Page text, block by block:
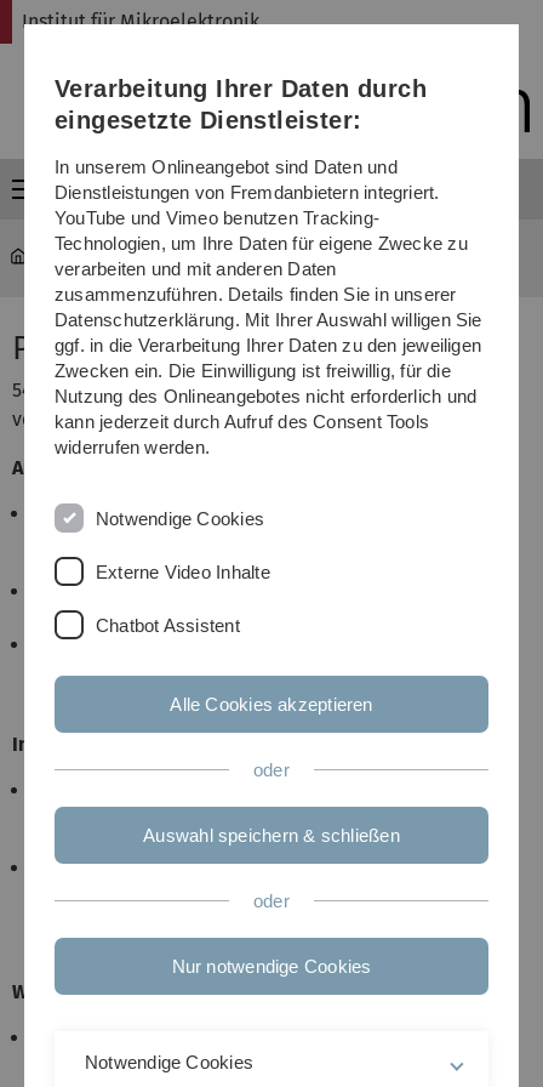
Direkt
Direkt
Direkt
(Sprache,
Drucken,
Media)
Direkt
Direkt
Institut für Mikroelektronik
Menü
Institut
Prof. Dr. Claus Braxmaier
54 Jahre alt, geboren in Villingen-Schwenningen,
verheiratet, 2 Töchter (26a und 23a).
Ausbildung:
Studium der Feinwerktechnik an der
Fachhochschule Furtwangen im Schwarzwald zum
Dipl.-Ing. (FH) (1992)
Studium der Physik an der Universität Konstanz zum
Dipl.-Phys. (2001)
Promotion in Experimentalphysik bei Prof. Dr.
Industrie:
für Mikro- und Informationstechnik) Villingen-
Schwenningen
2001-2005: Systembeauftragter bei Airbus Defence
& Space Friedrichshafen für
Missionen
Wissenschaftliche Tätigkeit:
Regelungstechnik an der HTWG Konstanz
Verarbeitung Ihrer Daten durch
eingesetzte Dienstleister:
In unserem Onlineangebot sind Daten und
Dienstleistungen von Fremdanbietern integriert.
YouTube und Vimeo benutzen Tracking-
Technologien, um Ihre Daten für eigene Zwecke zu
verarbeiten und mit anderen Daten
zusammenzuführen. Details finden Sie in unserer
Datenschutzerklärung. Mit Ihrer Auswahl willigen Sie
ggf. in die Verarbeitung Ihrer Daten zu den jeweiligen
Zwecken ein. Die Einwilligung ist freiwillig, für die
Nutzung des Onlineangebotes nicht erforderlich und
kann jederzeit durch Aufruf des Consent Tools
widerrufen werden.
Notwendige Cookies
Externe Video Inhalte
Chatbot Assistent
Alle Cookies akzeptieren
oder
Auswahl speichern & schließen
oder
Nur notwendige Cookies
Notwendige Cookies